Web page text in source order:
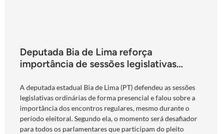
Deputada Bia de Lima reforça
importância de sessões legislativas
“obrigação com o povo de Goiás”
A deputada estadual Bia de Lima (PT) defendeu as sessões
legislativas ordinárias de forma presencial e falou sobre a
importância dos encontros regulares, mesmo durante o
período eleitoral. Segundo ela, o momento será desafiador
para todos os parlamentares que participam do pleito